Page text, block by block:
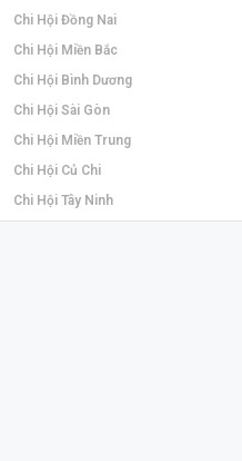
Chi Hội Đồng Nai
Chi Hội Miền Bắc
Chi Hội Bình Dương
Chi Hội Sài Gòn
Chi Hội Miền Trung
Chi Hội Củ Chi
Chi Hội Tây Ninh